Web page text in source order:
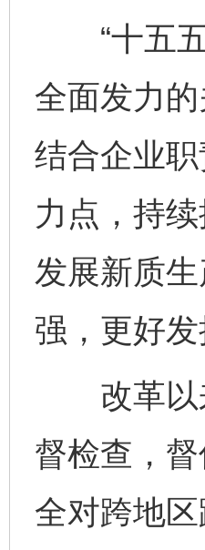
“十五五”
全面发力
结合企业
力点，持
发展新质
强，更好发
改革以来
督检查，
全对跨地